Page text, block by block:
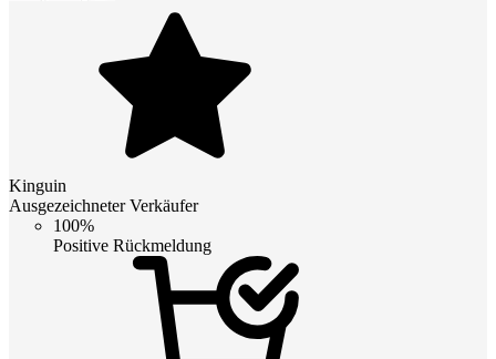
Kinguin
Ausgezeichneter Verkäufer
100%
Positive Rückmeldung